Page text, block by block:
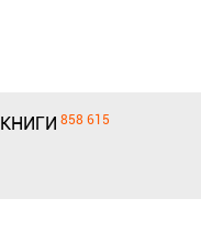
КНИГИ 858 615